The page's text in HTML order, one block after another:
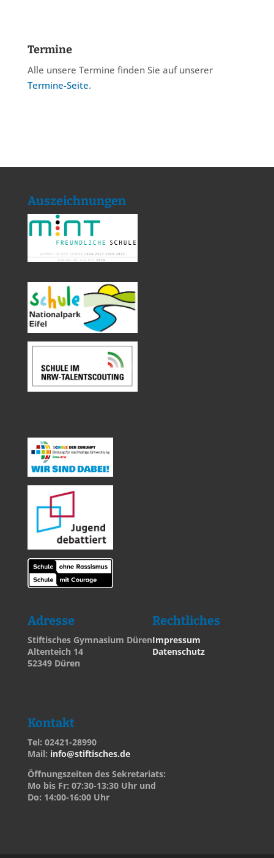
Termine
Alle unsere Termine finden Sie auf unserer
Termine-Seite.
Auszeichnungen
Adresse
Stiftisches Gymnasium Düren
Altenteich 14
52349 Düren
Rechtliches
Impressum
Datenschutz
Kontakt
Tel: 02421-28990
Mail: info@stiftisches.de
Öffnungszeiten des Sekretariats:
Mo bis Fr: 07:30-13:30 Uhr und
Do: 14:00-16:00 Uhr